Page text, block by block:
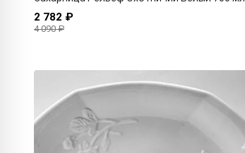
2 782 ₽
4 090 ₽